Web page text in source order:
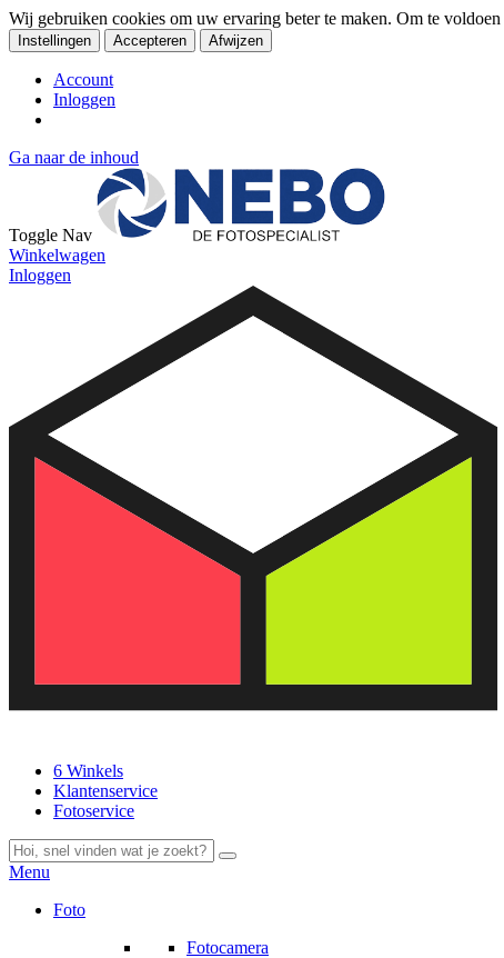
Wij gebruiken cookies om uw ervaring beter te maken. Om te
Instellingen Accepteren Afwijzen
Account
Inloggen
Ga naar de inhoud
Toggle Nav
Winkelwagen
Inloggen
6 Winkels
Klantenservice
Fotoservice
Menu
Foto
Fotocamera